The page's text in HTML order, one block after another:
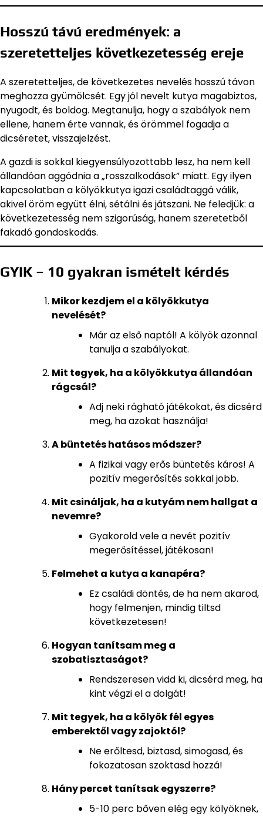
Hosszú távú eredmények: a
szeretetteljes következetesség ereje
A szeretetteljes, de következetes nevelés hosszú távon
meghozza gyümölcsét. Egy jól nevelt kutya magabiztos,
nyugodt, és boldog. Megtanulja, hogy a szabályok nem
ellene, hanem érte vannak, és örömmel fogadja a
dicséretet, visszajelzést.
A gazdi is sokkal kiegyensúlyozottabb lesz, ha nem kell
állandóan aggódnia a „rosszalkodások” miatt. Egy ilyen
kapcsolatban a kölyökkutya igazi családtaggá válik,
akivel öröm együtt élni, sétálni és játszani. Ne feledjük: a
következetesség nem szigorúság, hanem szeretetből
fakadó gondoskodás.
GYIK – 10 gyakran ismételt kérdés
Mikor kezdjem el a kölyökkutya
nevelését?
Már az első naptól! A kölyök azonnal
tanulja a szabályokat.
Mit tegyek, ha a kölyökkutya állandóan
rágcsál?
Adj neki rágható játékokat, és dicsérd
meg, ha azokat használja!
A büntetés hatásos módszer?
A fizikai vagy erős büntetés káros! A
pozitív megerősítés sokkal jobb.
Mit csináljak, ha a kutyám nem hallgat a
nevemre?
Gyakorold vele a nevét pozitív
megerősítéssel, játékosan!
Felmehet a kutya a kanapéra?
Ez családi döntés, de ha nem akarod,
hogy felmenjen, mindig tiltsd
következetesen!
Hogyan tanítsam meg a
szobatisztaságot?
Rendszeresen vidd ki, dicsérd meg, ha
kint végzi el a dolgát!
Mit tegyek, ha a kölyök fél egyes
emberektől vagy zajoktól?
Ne erőltesd, biztasd, simogasd, és
fokozatosan szoktasd hozzá!
Hány percet tanítsak egyszerre?
5-10 perc bőven elég egy kölyöknek,